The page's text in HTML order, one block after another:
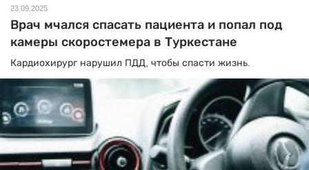
23.09.2025
Врач мчался спасать пациента и попал под
камеры скоростемера в Туркестане
Кардиохирург нарушил ПДД, чтобы спасти жизнь.